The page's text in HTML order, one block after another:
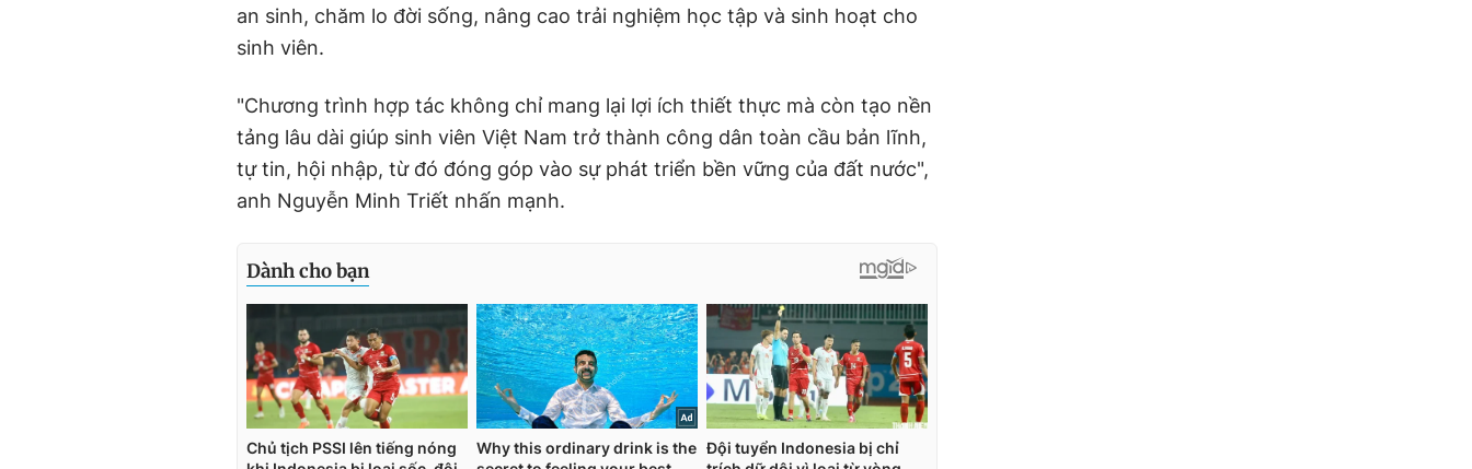
an sinh, chăm lo đời sống, nâng cao trải nghiệm học tập và sinh hoạt cho
sinh viên.
"Chương trình hợp tác không chỉ mang lại lợi ích thiết thực mà còn tạo nền
tảng lâu dài giúp sinh viên Việt Nam trở thành công dân toàn cầu bản lĩnh,
tự tin, hội nhập, từ đó đóng góp vào sự phát triển bền vững của đất nước",
anh Nguyễn Minh Triết nhấn mạnh.